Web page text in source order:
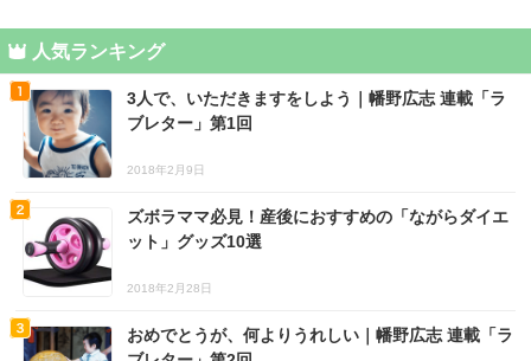
人気ランキング
3人で、いただきますをしよう｜幡野広志 連載「ラ
ブレター」第1回
2018年2月9日
ズボラママ必見！産後におすすめの「ながらダイエ
ット」グッズ10選
2018年2月28日
おめでとうが、何よりうれしい｜幡野広志 連載「ラ